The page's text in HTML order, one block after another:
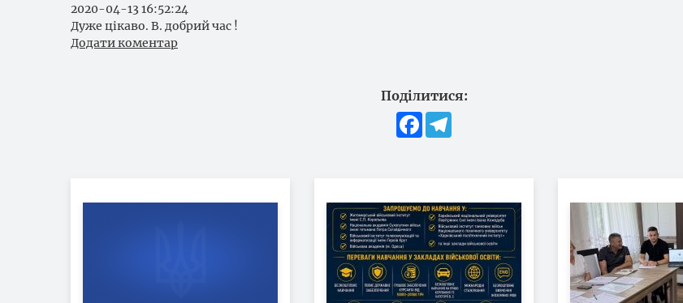
2020-04-13 16:52:24
Дуже цікаво. В. добрий час !
Додати коментар
Поділитися:
Facebook